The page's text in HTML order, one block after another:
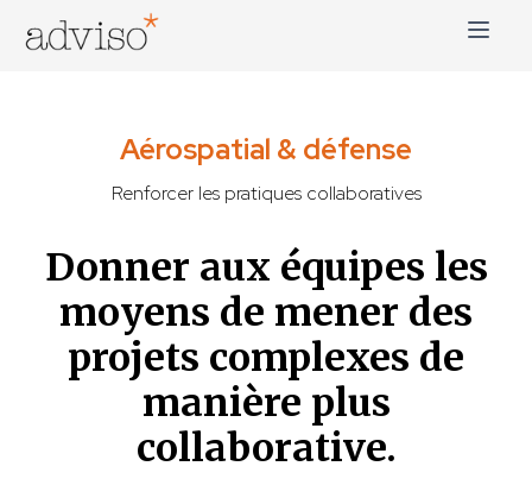
Aérospatial & défense
Renforcer les pratiques collaboratives
Donner aux équipes les
moyens de mener des
projets complexes de
manière plus
collaborative.